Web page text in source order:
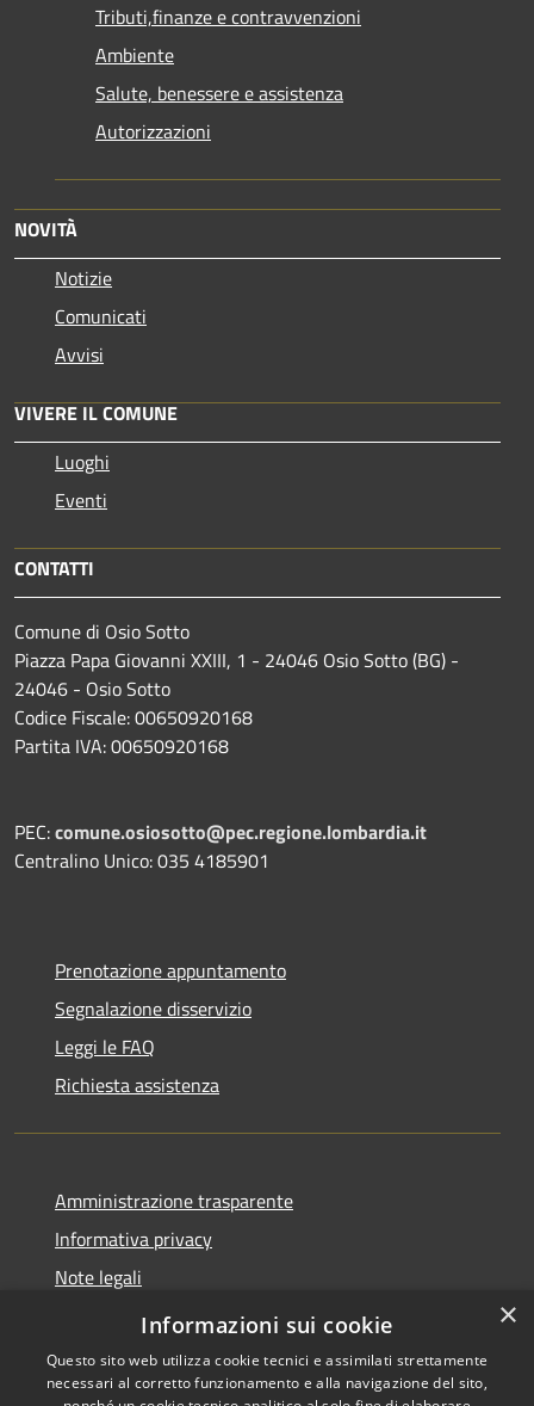
Tributi,finanze e contravvenzioni
Ambiente
Salute, benessere e assistenza
Autorizzazioni
NOVITÀ
Notizie
Comunicati
Avvisi
VIVERE IL COMUNE
Luoghi
Eventi
CONTATTI
Comune di Osio Sotto
Piazza Papa Giovanni XXIII, 1 - 24046 Osio Sotto (BG) -
24046 - Osio Sotto
Codice Fiscale: 00650920168
Partita IVA: 00650920168
PEC:comune.osiosotto@pec.regione.lombardia.it
Centralino Unico: 035 4185901
Prenotazione appuntamento
Segnalazione disservizio
Leggi le FAQ
Richiesta assistenza
Amministrazione trasparente
Informativa privacy
Note legali
Dichiarazione di accessibilità 2025
×
Informazioni sui cookie
Questo sito web utilizza cookie tecnici e assimilati strettamente
necessari al corretto funzionamento e alla navigazione del sito,